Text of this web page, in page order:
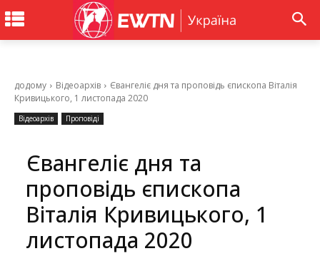
додому Відеоархів
Євангеліє дня та проповідь єпископа Віталія
Кривицького, 1 листопада 2020
Відеоархів Проповіді
Євангеліє дня та
проповідь єпископа
Віталія Кривицького, 1
листопада 2020